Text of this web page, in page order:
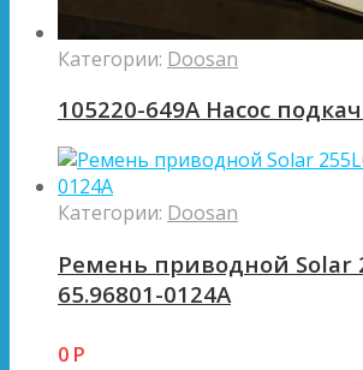
Категории: Doosan
105220-649A Насос
Категории: Doosan
Ремень приводной Solar
65.96801-0124A
0 Р